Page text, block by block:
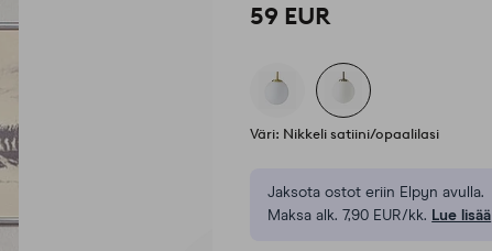
59 EUR
Väri: Nikkeli satiini/opaalilasi
Jaksota ostot eriin Elpyn avulla.
Maksa alk. 7,90 EUR/kk. Lue lisää